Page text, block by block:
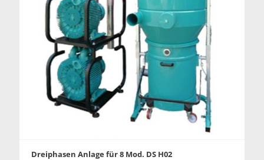
Dreiphasen Anlage für 8 Mod. DS H02